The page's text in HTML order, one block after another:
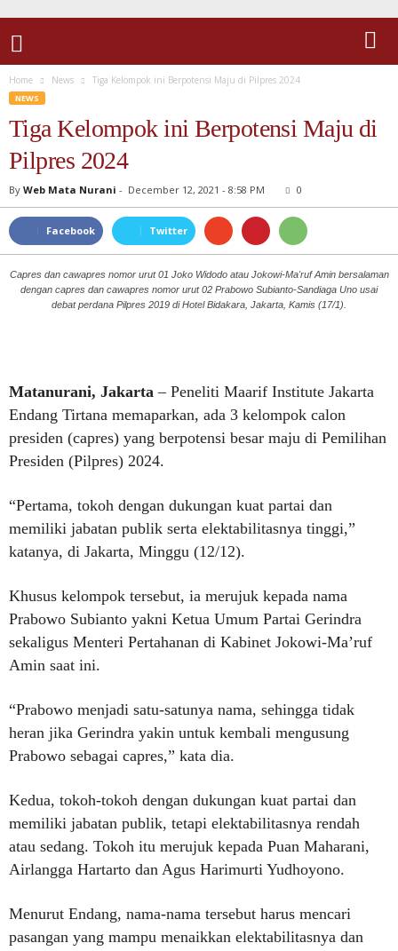
Home News Tiga Kelompok ini Berpotensi Maju di Pilpres 2024
NEWS
Tiga Kelompok ini Berpotensi Maju di
Pilpres 2024
By Web Mata Nurani - December 12, 2021 - 8:58 PM 0
Facebook Twitter
Capres dan cawapres nomor urut 01 Joko Widodo atau Jokowi-Ma'ruf Amin bersalaman
dengan capres dan cawapres nomor urut 02 Prabowo Subianto-Sandiaga Uno usai
debat perdana Pilpres 2019 di Hotel Bidakara, Jakarta, Kamis (17/1).
Matanurani, Jakarta – Peneliti Maarif Institute Jakarta
Endang Tirtana memaparkan, ada 3 kelompok calon
presiden (capres) yang berpotensi besar maju di Pemilihan
Presiden (Pilpres) 2024.
“Pertama, tokoh dengan dukungan kuat partai dan
memiliki jabatan publik serta elektabilitasnya tinggi,”
katanya, di Jakarta, Minggu (12/12).
Khusus kelompok tersebut, ia merujuk kepada nama
Prabowo Subianto yakni Ketua Umum Partai Gerindra
sekaligus Menteri Pertahanan di Kabinet Jokowi-Ma’ruf
Amin saat ini.
“Prabowo menjadi satu-satunya nama, sehingga tidak
heran jika Gerindra yakin untuk kembali mengusung
Prabowo sebagai capres,” kata dia.
Kedua, tokoh-tokoh dengan dukungan kuat partai dan
memiliki jabatan publik, tetapi elektabilitasnya rendah
atau sedang. Tokoh itu merujuk kepada Puan Maharani,
Airlangga Hartarto dan Agus Harimurti Yudhoyono.
Menurut Endang, nama-nama tersebut harus mencari
pasangan yang mampu menaikkan elektabilitasnya dan